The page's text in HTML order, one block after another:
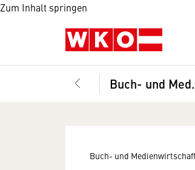
Zum Inhalt springen
Buch-
Buch- und